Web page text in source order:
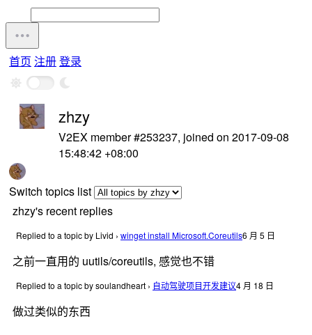
首页 注册登录
zhzy
V2EX member #253237, joined on 2017-09-08
15:48:42 +08:00
Switch topics list
zhzy's recent replies
Replied to a topic by Livid › winget install Microsoft.Coreutils6 月 5 日
之前一直用的 uutils/coreutils, 感觉也不错
Replied to a topic by soulandheart › 自动驾驶项目开发建议4 月 18 日
做过类似的东西